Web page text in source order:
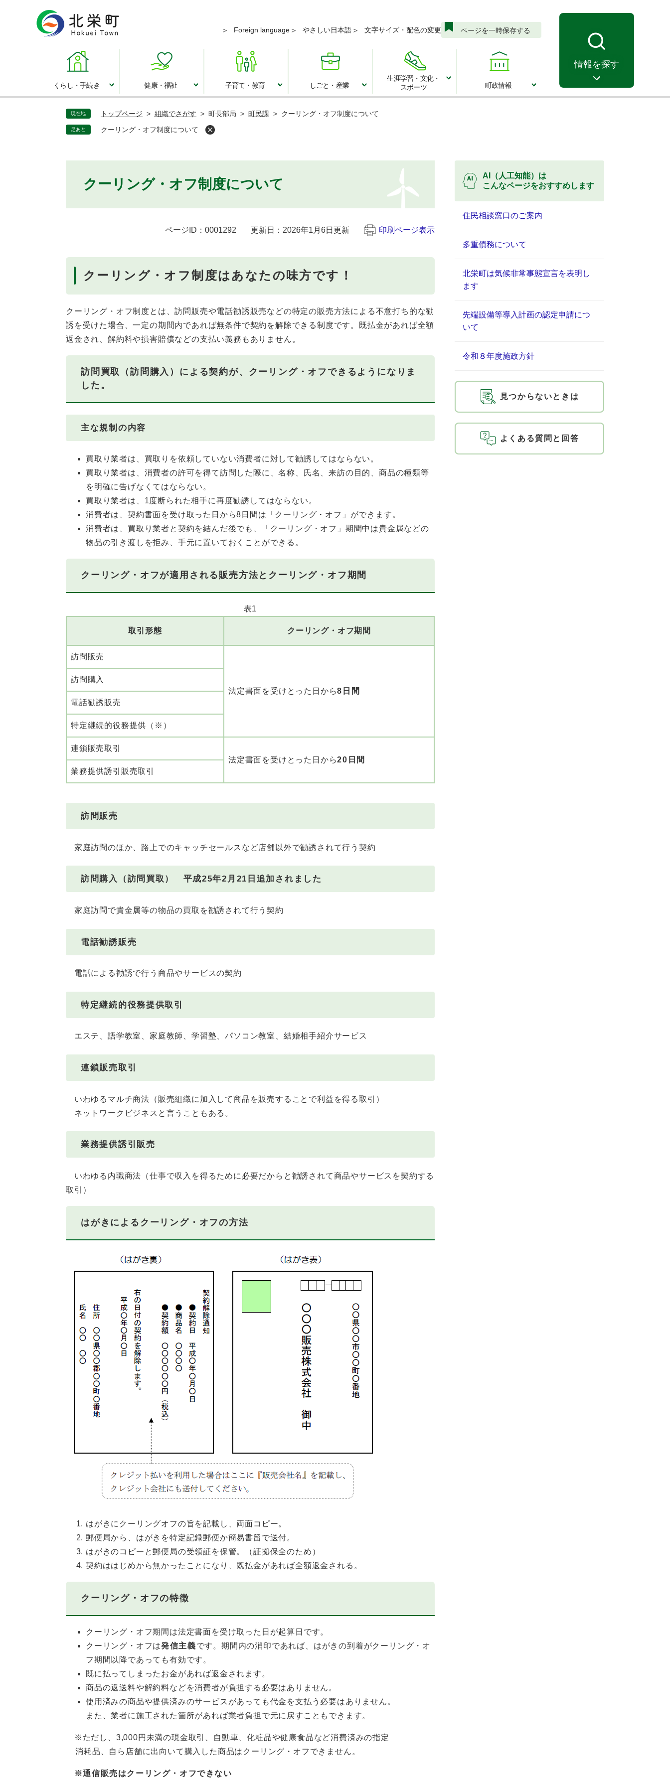
Foreign language やさしい日本語 文字サイズ・配色の変更 ページを一時保存する
情報を探す
くらし・手続き 健康・福祉 子育て・教育 しごと・産業
生涯学習・文化・
スポーツ
町政情報
現在地 トップページ > 組織でさがす > 町長部局 > 町民課 > クーリング・オフ制度について
足あと クーリング・オフ制度について
クーリング・オフ制度について
ページID：0001292 更新日：2026年1月6日更新 印刷ページ表示
クーリング・オフ制度はあなたの味方です！
クーリング・オフ制度とは、訪問販売や電話勧誘販売などの特定の販売方法による不意打ち的な勧
誘を受けた場合、一定の期間内であれば無条件で契約を解除できる制度です。既払金があれば全額
返金され、解約料や損害賠償などの支払い義務もありません。
訪問買取（訪問購入）による契約が、クーリング・オフできるようになりま
した。
主な規制の内容
買取り業者は、買取りを依頼していない消費者に対して勧誘してはならない。
買取り業者は、消費者の許可を得て訪問した際に、名称、氏名、来訪の目的、商品の種類等
を明確に告げなくてはならない。
買取り業者は、1度断られた相手に再度勧誘してはならない。
消費者は、契約書面を受け取った日から8日間は「クーリング・オフ」ができます。
消費者は、買取り業者と契約を結んだ後でも、「クーリング・オフ」期間中は貴金属などの
物品の引き渡しを拒み、手元に置いておくことができる。
クーリング・オフが適用される販売方法とクーリング・オフ期間
表1
取引形態 クーリング・オフ期間
訪問販売
法定書面を受けとった日から8日間
訪問購入
電話勧誘販売
特定継続的役務提供（※）
連鎖販売取引
法定書面を受けとった日から20日間
業務提供誘引販売取引
訪問販売
家庭訪問のほか、路上でのキャッチセールスなど店舗以外で勧誘されて行う契約
訪問購入（訪問買取） 平成25年2月21日追加されました
家庭訪問で貴金属等の物品の買取を勧誘されて行う契約
電話勧誘販売
電話による勧誘で行う商品やサービスの契約
特定継続的役務提供取引
エステ、語学教室、家庭教師、学習塾、パソコン教室、結婚相手紹介サービス
連鎖販売取引
いわゆるマルチ商法（販売組織に加入して商品を販売することで利益を得る取引）
ネットワークビジネスと言うこともある。
業務提供誘引販売
いわゆる内職商法（仕事で収入を得るために必要だからと勧誘されて商品やサービスを契約する
取引）
はがきによるクーリング・オフの方法
はがきにクーリングオフの旨を記載し、両面コピー。
郵便局から、はがきを特定記録郵便か簡易書留で送付。
はがきのコピーと郵便局の受領証を保管。（証拠保全のため）
契約ははじめから無かったことになり、既払金があれば全額返金される。
クーリング・オフの特徴
クーリング・オフ期間は法定書面を受け取った日が起算日です。
クーリング・オフは発信主義です。期間内の消印であれば、はがきの到着がクーリング・オ
フ期間以降であっても有効です。
既に払ってしまったお金があれば返金されます。
商品の返送料や解約料などを消費者が負担する必要はありません。
使用済みの商品や提供済みのサービスがあっても代金を支払う必要はありません。
また、業者に施工された箇所があれば業者負担で元に戻すこともできます。
※ただし、3,000円未満の現金取引、自動車、化粧品や健康食品など消費済みの指定
消耗品、自ら店舗に出向いて購入した商品はクーリング・オフできません。
※通信販売はクーリング・オフできない
AI（人工知能）は
こんなページをおすすめします
住民相談窓口のご案内
多重債務について
北栄町は気候非常事態宣言を表明し
ます
先端設備等導入計画の認定申請につ
いて
令和８年度施政方針
見つからないときは
よくある質問と回答